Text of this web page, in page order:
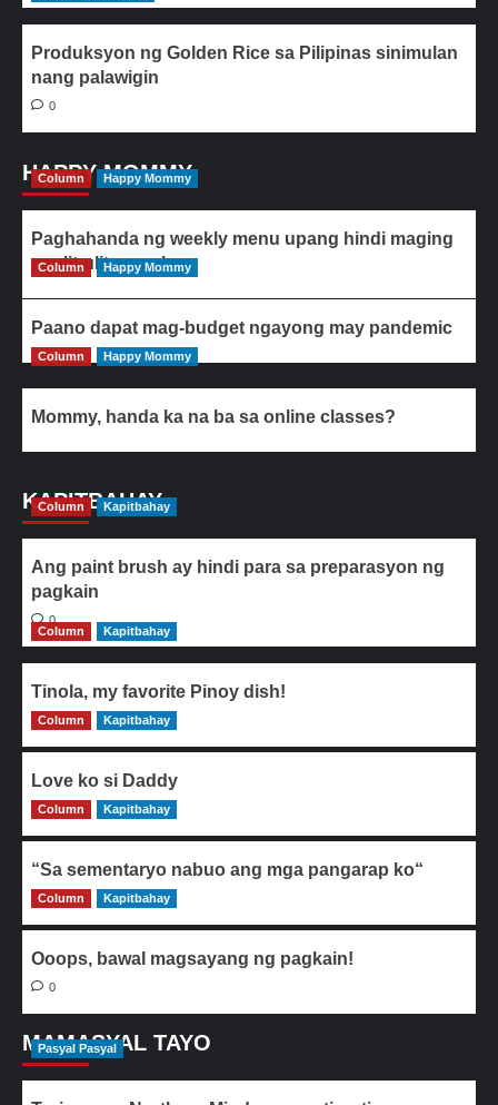
Produksyon ng Golden Rice sa Pilipinas sinimulan
nang palawigin
0
HAPPY MOMMY
Column Happy Mommy
Paghahanda ng weekly menu upang hindi maging
paulit-ulit ang ulam
Column Happy Mommy
Paano dapat mag-budget ngayong may pandemic
Column Happy Mommy
Mommy, handa ka na ba sa online classes?
KAPITBAHAY
Column Kapitbahay
Ang paint brush ay hindi para sa preparasyon ng
pagkain
0
Column
Kapitbahay
Tinola, my favorite Pinoy dish!
0
Column Kapitbahay
Love ko si Daddy
0
Column Kapitbahay
“Sa sementaryo nabuo ang mga pangarap ko“
0
Column Kapitbahay
Ooops, bawal magsayang ng pagkain!
0
MAMASYAL TAYO
Pasyal Pasyal